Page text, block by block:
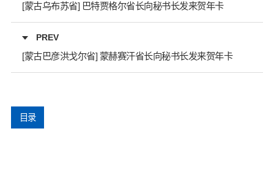
[蒙古乌布苏省] 巴特贾格尔省长向秘书长发来贺年卡
PREV
[蒙古巴彦洪戈尔省] 蒙赫赛汗省长向秘书长发来贺年卡
目录